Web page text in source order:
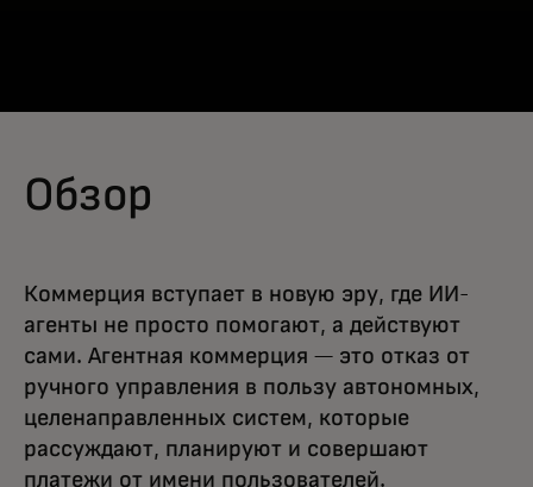
Обзор
Коммерция вступает в новую эру, где ИИ-
агенты не просто помогают, а действуют
сами. Агентная коммерция — это отказ от
ручного управления в пользу автономных,
целенаправленных систем, которые
рассуждают, планируют и совершают
платежи от имени пользователей.